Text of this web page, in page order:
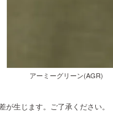
アーミーグリーン(AGR)
生じます。ご了承ください。